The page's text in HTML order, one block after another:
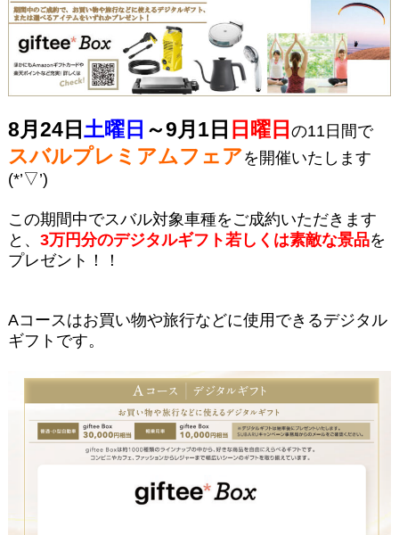
8月24日土曜日 ～9月1日 日曜日 の11日間で
スバルプレミアムフェアを開催いたします
(*’▽’)
この期間中でスバル対象車種をご成約いただきます
と、 3万円分のデジタルギフト若しくは素敵な景品を
プレゼント！！
Aコースはお買い物や旅行などに使用できるデジタル
ギフトです。